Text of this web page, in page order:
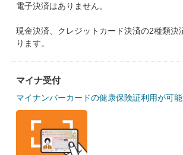
電子決済はありません。
現金決済、クレジットカード決済の2種類決
ります。
マイナ受付
マイナンバーカードの健康保険証利用が可能